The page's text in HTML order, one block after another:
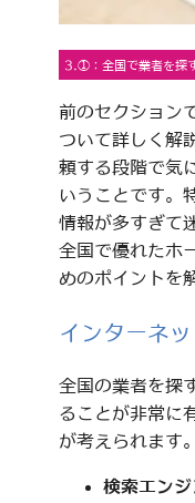
3.①：全国で業者を探
前のセクション
ついて詳しく解
頼する段階で気
いうことです。
情報が多すぎて
全国で優れたホ
めのポイントを
インターネ
全国の業者を探
ることが非常に
が考えられます。
検索エンジ